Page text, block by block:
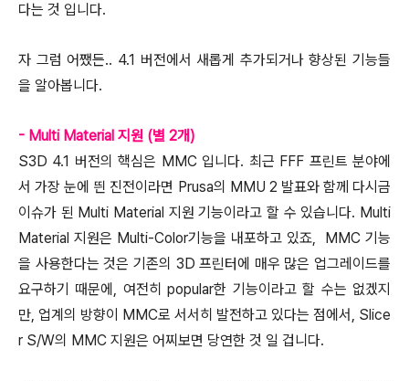
다는 것 입니다.
자 그럼 어쨌든.. 4.1 버전에서 새롭게 추가되거나 향상된 기능들
을 알아봅니다.
- Multi Material 지원 (별 2개)
S3D 4.1 버전의 핵심은 MMC 입니다. 최근 FFF 프린트 분야에
서 가장 눈에 띈 진전이라면 Prusa의 MMU 2 발표와 함께 다시금
이슈가 된 Multi Material 지원 기능이라고 할 수 있습니다. Multi
Material 지원은 Multi-Color기능을 내포하고 있죠, MMC 기능
을 사용한다는 것은 기존의 3D 프린터에 매우 많은 업그레이드를
요구하기 때문에, 여전히 popular한 기능이라고 할 수는 없겠지
만, 업계의 방향이 MMC로 서서히 발전하고 있다는 점에서, Slice
r S/W의 MMC 지원은 어찌보면 당연한 것 일 겁니다.